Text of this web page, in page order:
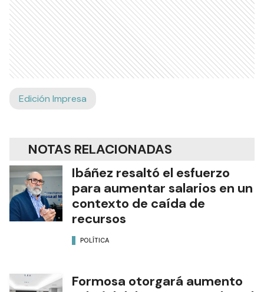
Edición Impresa
NOTAS RELACIONADAS
Ibáñez resaltó el esfuerzo
para aumentar salarios en un
contexto de caída de
recursos
POLÍTICA
Formosa otorgará aumento